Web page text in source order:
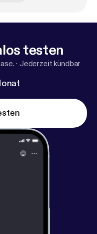
testen
· Jederzeit kündbar